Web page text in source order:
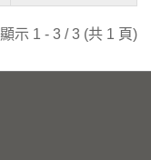
顯示 1 - 3 / 3 (共 1 頁)